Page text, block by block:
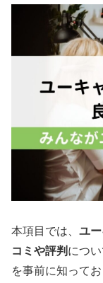
本項目では、 ユ
コミや評判 につ
を事前に知って